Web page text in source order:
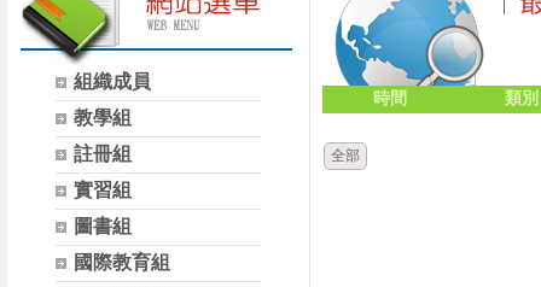
組織成員
教學組
註冊組
實習組
圖書組
國際教育組
時間 類別
全部